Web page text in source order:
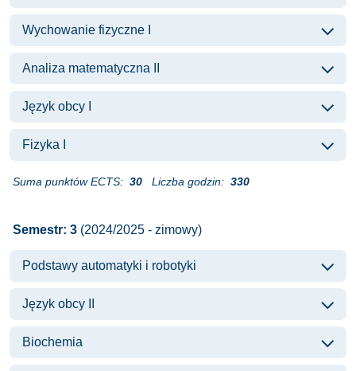
Wychowanie fizyczne I
Analiza matematyczna II
Język obcy I
Fizyka I
Suma punktów ECTS: 30 Liczba godzin: 330
Semestr: 3 (2024/2025 - zimowy)
Podstawy automatyki i robotyki
Język obcy II
Biochemia